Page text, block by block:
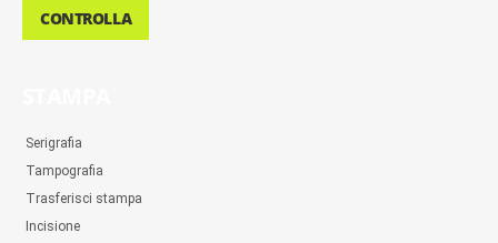
CONTROLLA
Serigrafia
Tampografia
Trasferisci stampa
Incisione